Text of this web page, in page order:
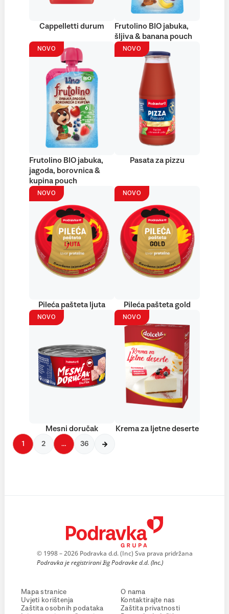
Cappelletti durum
Frutolino BIO jabuka,
šljiva & banana pouch
NOVO
Frutolino BIO jabuka,
jagoda, borovnica &
kupina pouch
NOVO
Pasata za pizzu
NOVO
Pileća pašteta ljuta
NOVO
Pileća pašteta gold
NOVO
Mesni doručak
NOVO
Krema za ljetne deserte
1 2 … 36
© 1998 – 2026 Podravka d.d. (Inc) Sva prava pridržana
Podravka je registrirani žig Podravke d.d. (Inc.)
Mapa stranice
Uvjeti korištenja
Zaštita osobnih podataka
O nama
Kontaktirajte nas
Zaštita privatnosti